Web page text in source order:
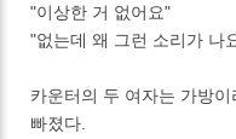
"이상한 거 없어요"
"없는데 왜 그런 소리가 나
카운터의 두 여자는 가방
빠졌다.